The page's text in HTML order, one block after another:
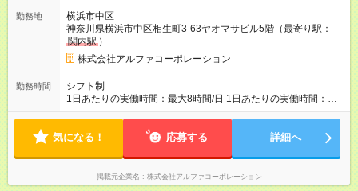
勤務地
横浜市中区
神奈川県横浜市中区相生町3-63ヤオマサビル5階（最寄り駅：
関内駅 ）
株式会社アルファコーポレーション
勤務時間
シフト制
1日あたりの実働時間：最大8時間/日 1日あたりの実働時間：
7~8時間 シフト例 ・10時00分～18時00分 ・10時00分～19時00
気になる！ 応募する 詳細へ
掲載元企業名 株式会社アルファコーポレーション